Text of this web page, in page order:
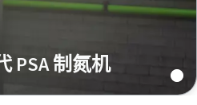
PSA 制氮机